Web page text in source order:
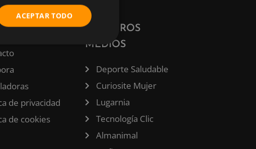
de privacidad
de cookies
NUESTROS
MEDIOS
Deporte Saludable
Curiosite Mujer
Lugarnia
Tecnología Clic
Almanimal
ACEPTAR TODO